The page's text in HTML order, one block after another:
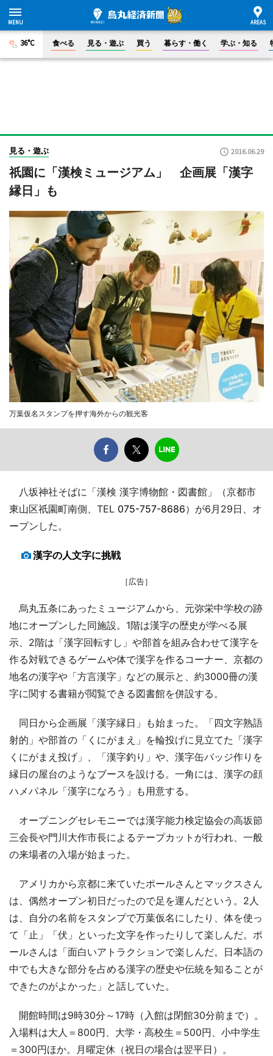
36°C 食べる 見る・遊ぶ 買う 暮らす・働く 学ぶ・知る
見る・遊ぶ 2016.06.29
祇園に「漢検ミュージアム」 企画展「漢字
縁日」も
万葉仮名スタンプを押す海外からの観光客
八坂神社そばに「漢検 漢字博物館・図書館」（京都市
東山区祇園町南側、TEL 075-757-8686）が6月29日、オ
ープンした。
漢字の人文字に挑戦
［広告］
烏丸五条にあったミュージアムから、元弥栄中学校の跡
地にオープンした同施設。1階は漢字の歴史が学べる展
示、2階は「漢字回転すし」や部首を組み合わせて漢字を
作る対戦できるゲームや体で漢字を作るコーナー、京都の
地名の漢字や「方言漢字」などの展示と、約3000冊の漢
字に関する書籍が閲覧できる図書館を併設する。
同日から企画展「漢字縁日」も始まった。「四文字熟語
射的」や部首の「くにがまえ」を輪投げに見立てた「漢字
くにがまえ投げ」、「漢字釣り」や、漢字缶バッジ作りを
縁日の屋台のようなブースを設ける。一角には、漢字の顔
ハメパネル「漢字になろう」も用意する。
オープニングセレモニーでは漢字能力検定協会の高坂節
三会長や門川大作市長によるテープカットが行われ、一般
の来場者の入場が始まった。
アメリカから京都に来ていたポールさんとマックスさん
は、偶然オープン初日だったので足を運んだという。2人
は、自分の名前をスタンプで万葉仮名にしたり、体を使っ
て「止」「伏」といった文字を作ったりして楽しんだ。ポ
ールさんは「面白いアトラクションで楽しんだ。日本語の
中でも大きな部分を占める漢字の歴史や伝統を知ることが
できたのがよかった」と話していた。
開館時間は9時30分～17時（入館は閉館30分前まで）。
入場料は大人＝800円、大学・高校生＝500円、小中学生
＝300円ほか。月曜定休（祝日の場合は翌平日）。